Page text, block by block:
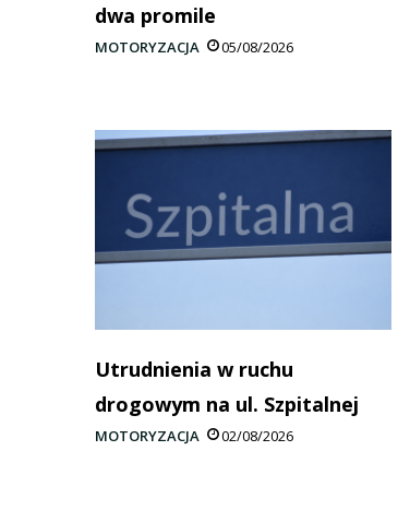
dwa promile
MOTORYZACJA 05/08/2026
Utrudnienia w ruchu
drogowym na ul. Szpitalnej
MOTORYZACJA 02/08/2026